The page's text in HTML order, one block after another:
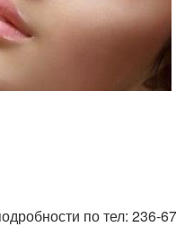
по тел: 236-